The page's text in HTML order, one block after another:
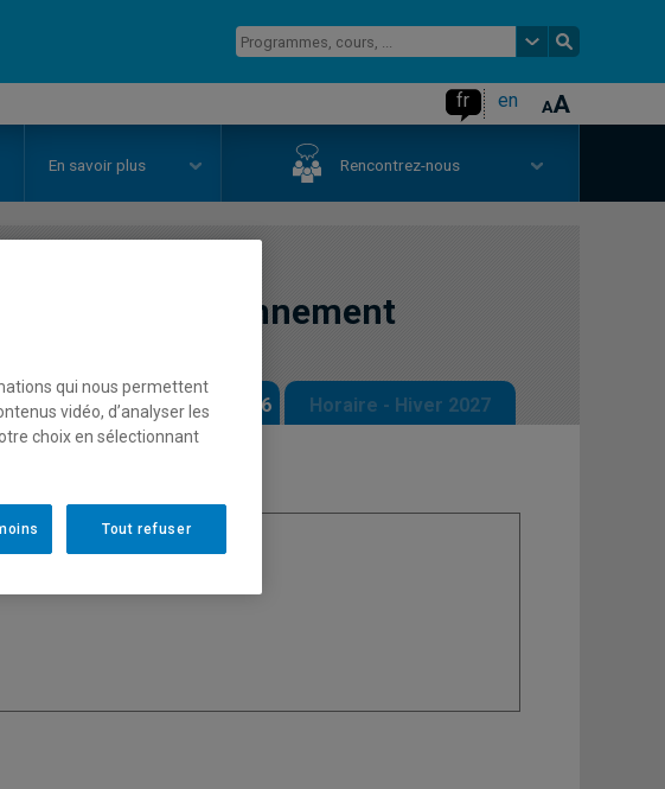
fr en
En savoir plus Rencontrez-nous
de l'environnement
Horaire - Automne 2026 Horaire - Hiver 2027
qui nous permettent
vidéo, d’analyser les
choix en sélectionnant
Tout refuser